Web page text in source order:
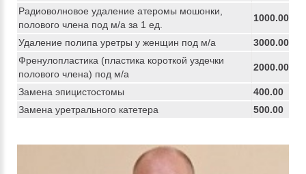
Радиоволновое удаление атеромы мошонки,
полового члена под м/а за 1 ед.
1000.00
Удаление полипа уретры у женщин под м/а
3000.00
Френулопластика (пластика короткой уздечки
полового члена) под м/а
2000.00
Замена эпицистостомы
400.00
Замена уретрального катетера
500.00